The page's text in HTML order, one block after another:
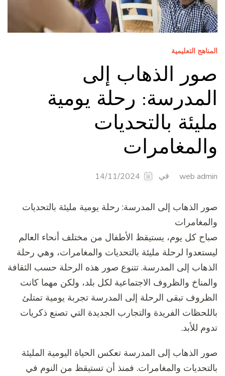
المناهج التعليمية
صور الذهاب إلى
المدرسة: رحلة يومية
مليئة بالتحديات
والمغامرات
web admin في 14/11/2024
صور الذهاب إلى المدرسة: رحلة يومية مليئة بالتحديات
والمغامرات
صباح كل يوم، يستيقظ الأطفال من مختلف أنحاء العالم
ليستعدوا لرحلة مليئة بالتحديات والمغامرات، وهي رحلة
الذهاب إلى المدرسة. تتنوع صور هذه الرحلة حسب الثقافة
والمناخ والظروف الاجتماعية لكل بلد، ولكن مهما كانت
الظروف تبقى الرحلة إلى المدرسة تجربة يومية تمتلئ
باللحظات الفريدة والتجارب الجديدة التي تصنع ذكريات
تدوم للأبد.
صور الذهاب إلى المدرسة تعكس الحياة اليومية المليئة
بالتحديات والمغامرات. فمنذ أن تستيقظ من النوم في